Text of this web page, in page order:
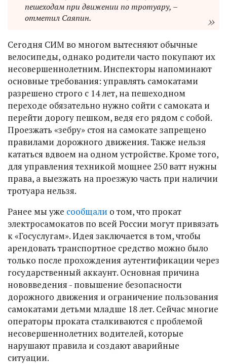
пешеходам при движении по тротуару, –
отметил Саяпин.
Сегодня СИМ во многом вытесняют обычные
велосипеды, однако родители часто покупают их
несовершеннолетним. Инспекторы напоминают
основные требования: управлять самокатами
разрешено строго с 14 лет, на пешеходном
переходе обязательно нужно сойти с самоката и
перейти дорогу пешком, ведя его рядом с собой.
Проезжать «зебру» стоя на самокате запрещено
правилами дорожного движения. Также нельзя
кататься вдвоем на одном устройстве. Кроме того,
для управления техникой мощнее 250 ватт нужны
права, а выезжать на проезжую часть при наличии
тротуара нельзя.
Ранее мы уже сообщали о том, что прокат
электросамокатов по всей России могут привязать
к «Госуслугам». Идея заключается в том, чтобы
арендовать транспортное средство можно было
только после прохождения аутентификации через
государственный аккаунт. Основная причина
нововведения - повышение безопасности
дорожного движения и ограничение пользования
самокатами детьми младше 18 лет. Сейчас многие
операторы проката сталкиваются с проблемой
несовершеннолетних водителей, которые
нарушают правила и создают аварийные
ситуации.